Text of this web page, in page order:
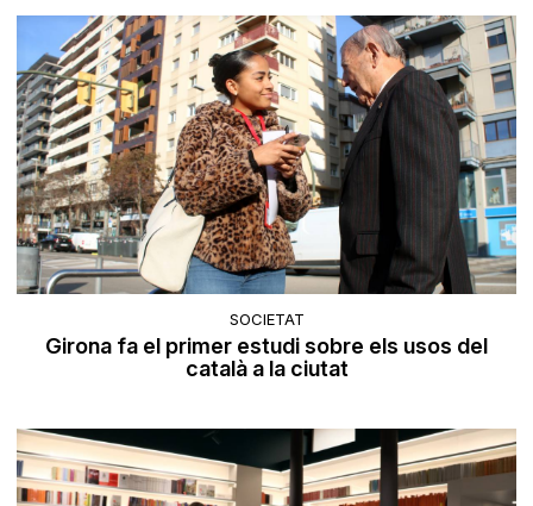
SOCIETAT
Girona fa el primer estudi sobre els usos del
català a la ciutat